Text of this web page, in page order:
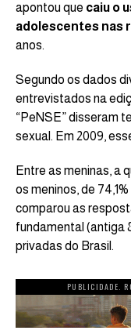
apontou que caiu o
adolescentes nas
anos.
Segundo os dados
entrevistados na
“PeNSE”disseram
sexual. Em 2009,
Entre as meninas, a
os meninos, de
comparou as
fundamental (antiga
privadas do Brasil.
PUBLICIDADE.